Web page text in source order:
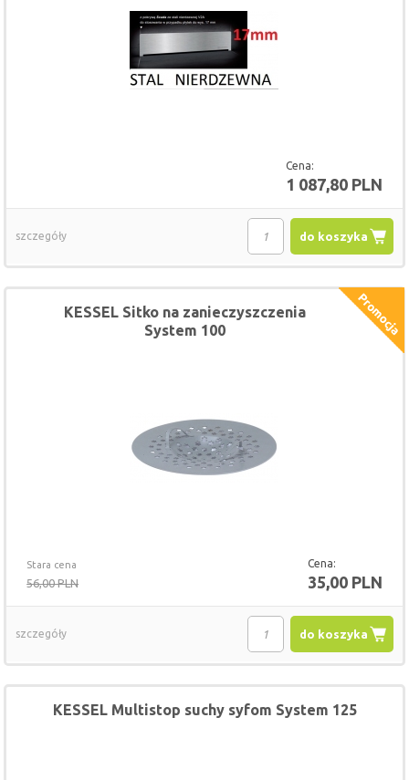
Cena:
1 087,80 PLN
do koszyka
szczegóły
Stara cena
56,00 PLN
Cena:
35,00 PLN
KESSEL Sitko na zanieczyszczenia
System 100
do koszyka
szczegóły
KESSEL Multistop suchy syfom System 125